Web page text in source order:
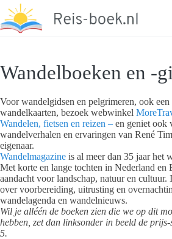
naar
de
Wandelboeken en -
Voor wandelgidsen en pelgrimeren, ook
wandelkaarten, bezoek webwinkel
Wandelen, fietsen en reizen – en geniet ook
wandelverhalen en ervaringen van René
eigenaar.
Wandelmagazine is al meer dan 35 jaar het
Met korte en lange tochten in Nederland en
aandacht voor landschap, natuur en cultuur.
over voorbereiding, uitrusting en
wandelagenda en wandelnieuws.
Wil je alléén de boeken zien die we op dit
hebben, zet dan linksonder in beeld de
5.